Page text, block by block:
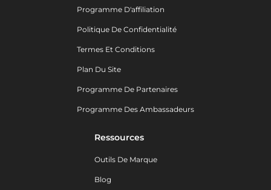
Programme D'affiliation
Politique De Confidentialité
Termes Et Conditions
Plan Du Site
Programme De Partenaires
Programme Des Ambassadeurs
Ressources
Outils De Marque
Blog